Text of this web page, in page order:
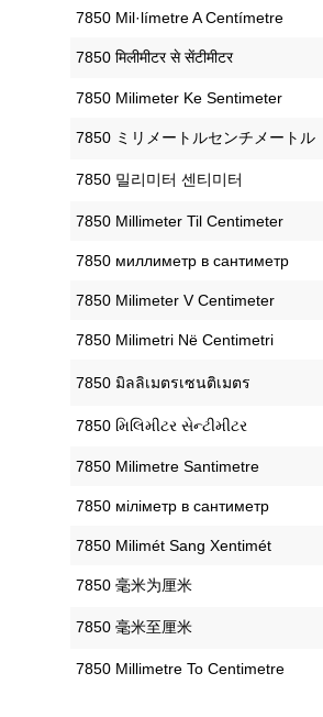
‎7850 Mil·límetre A Centímetre
‎7850 मिलीमीटर से सेंटीमीटर
‎7850 Milimeter Ke Sentimeter
‎7850 ミリメートルセンチメートル
‎7850 밀리미터 센티미터
‎7850 Millimeter Til Centimeter
‎7850 миллиметр в сантиметр
‎7850 Milimeter V Centimeter
‎7850 Milimetri Në Centimetri
‎7850 มิลลิเมตรเซนติเมตร
‎7850 મિલિમીટર સેન્ટીમીટર
‎7850 Milimetre Santimetre
‎7850 міліметр в сантиметр
‎7850 Milimét Sang Xentimét
‎7850 毫米为厘米
‎7850 毫米至厘米
‎7850 Millimetre To Centimetre